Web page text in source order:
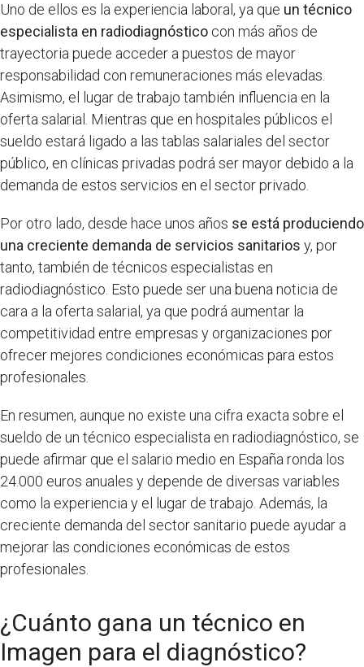
Uno de ellos es la experiencia laboral, ya que un técnico
especialista en radiodiagnóstico con más años de
trayectoria puede acceder a puestos de mayor
responsabilidad con remuneraciones más elevadas.
Asimismo, el lugar de trabajo también influencia en la
oferta salarial. Mientras que en hospitales públicos el
sueldo estará ligado a las tablas salariales del sector
público, en clínicas privadas podrá ser mayor debido a la
demanda de estos servicios en el sector privado.
Por otro lado, desde hace unos años se está produciendo
una creciente demanda de servicios sanitarios y, por
tanto, también de técnicos especialistas en
radiodiagnóstico. Esto puede ser una buena noticia de
cara a la oferta salarial, ya que podrá aumentar la
competitividad entre empresas y organizaciones por
ofrecer mejores condiciones económicas para estos
profesionales.
En resumen, aunque no existe una cifra exacta sobre el
sueldo de un técnico especialista en radiodiagnóstico, se
puede afirmar que el salario medio en España ronda los
24.000 euros anuales y depende de diversas variables
como la experiencia y el lugar de trabajo. Además, la
creciente demanda del sector sanitario puede ayudar a
mejorar las condiciones económicas de estos
profesionales.
¿Cuánto gana un técnico en
Imagen para el diagnóstico?